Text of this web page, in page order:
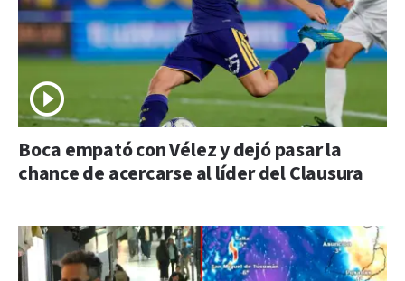
Boca empató con Vélez y dejó pasar la
chance de acercarse al líder del Clausura